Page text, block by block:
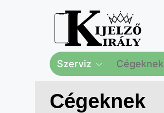
Szerviz Cégeknek
Cégeknek